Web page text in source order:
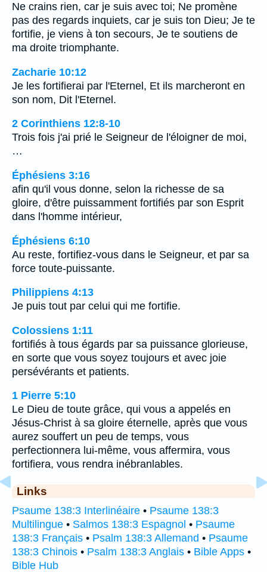
Ne crains rien, car je suis avec toi; Ne promène
pas des regards inquiets, car je suis ton Dieu; Je te
fortifie, je viens à ton secours, Je te soutiens de
ma droite triomphante.
Zacharie 10:12
Je les fortifierai par l'Eternel, Et ils marcheront en
son nom, Dit l'Eternel.
2 Corinthiens 12:8-10
Trois fois j'ai prié le Seigneur de l'éloigner de moi,
…
Éphésiens 3:16
afin qu'il vous donne, selon la richesse de sa
gloire, d'être puissamment fortifiés par son Esprit
dans l'homme intérieur,
Éphésiens 6:10
Au reste, fortifiez-vous dans le Seigneur, et par sa
force toute-puissante.
Philippiens 4:13
Je puis tout par celui qui me fortifie.
Colossiens 1:11
fortifiés à tous égards par sa puissance glorieuse,
en sorte que vous soyez toujours et avec joie
persévérants et patients.
1 Pierre 5:10
Le Dieu de toute grâce, qui vous a appelés en
Jésus-Christ à sa gloire éternelle, après que vous
aurez souffert un peu de temps, vous
perfectionnera lui-même, vous affermira, vous
fortifiera, vous rendra inébranlables.
Links
Psaume 138:3 Interlinéaire • Psaume 138:3
Multilingue • Salmos 138:3 Espagnol • Psaume
138:3 Français • Psalm 138:3 Allemand • Psaume
138:3 Chinois • Psalm 138:3 Anglais • Bible Apps •
Bible Hub